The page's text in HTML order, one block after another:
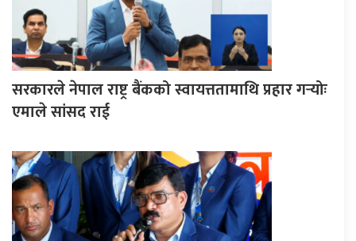
सरकारले नेपाल राष्ट्र बैंकको स्वायत्ततामाथि प्रहार गर्‍योः
एमाले सांसद राई